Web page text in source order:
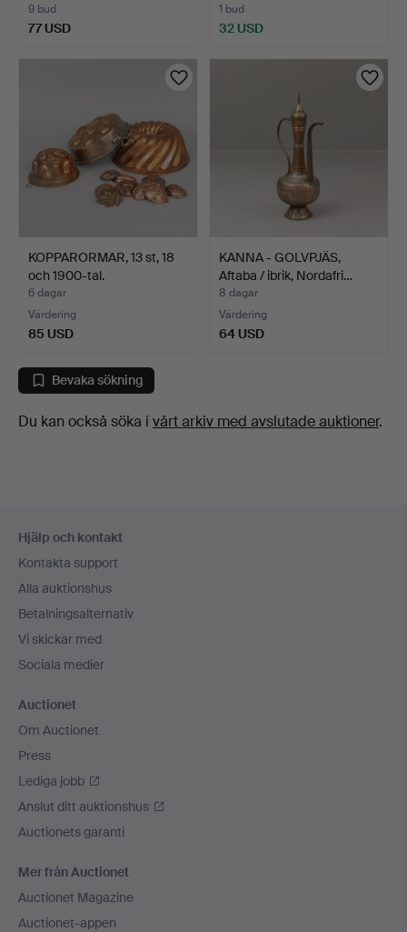
9 bud
77 USD
1 bud
32 USD
KOPPARORMAR, 13 st, 18
och 1900-tal.
6 dagar
Värdering
85 USD
KANNA - GOLVPJÄS,
Aftaba / ibrik, Nordafri…
8 dagar
Värdering
64 USD
Bevaka sökning
Du kan också söka i vårt arkiv med avslutade auktioner.
Hjälp och kontakt
Kontakta support
Alla auktionshus
Betalningsalternativ
Vi skickar med
Sociala medier
Auctionet
Om Auctionet
Press
Lediga jobb
Anslut ditt auktionshus
Auctionets garanti
Mer från Auctionet
Auctionet Magazine
Auctionet-appen